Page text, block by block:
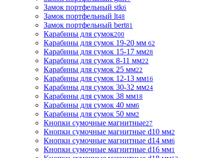
Замок портфельный stk6
Замок портфельный lt48
Замок портфельный bert81
Карабины для сумок200
Карабины для сумок 19-20 мм 62
Карабины для сумок 15-17 мм28
Карабины для сумок 8-11 мм22
Карабины для сумок 25 мм22
Карабины для сумок 12-13 мм16
Карабины для сумок 30-32 мм24
Карабины для сумок 38 мм18
Карабины для сумок 40 мм6
Карабины для сумок 50 мм2
Кнопки сумочные магнитные27
Кнопки сумочные магнитные d10 мм2
Кнопки сумочные магнитные d14 мм6
Кнопки сумочные магнитные d16 мм1